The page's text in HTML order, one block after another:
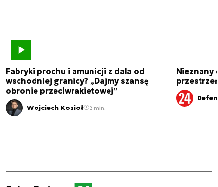
Fabryki prochu i amunicji z dala od
wschodniej granicy? „Dajmy szansę
obronie przeciwrakietowej”
Wojciech Kozioł 2 min.
Nieznany